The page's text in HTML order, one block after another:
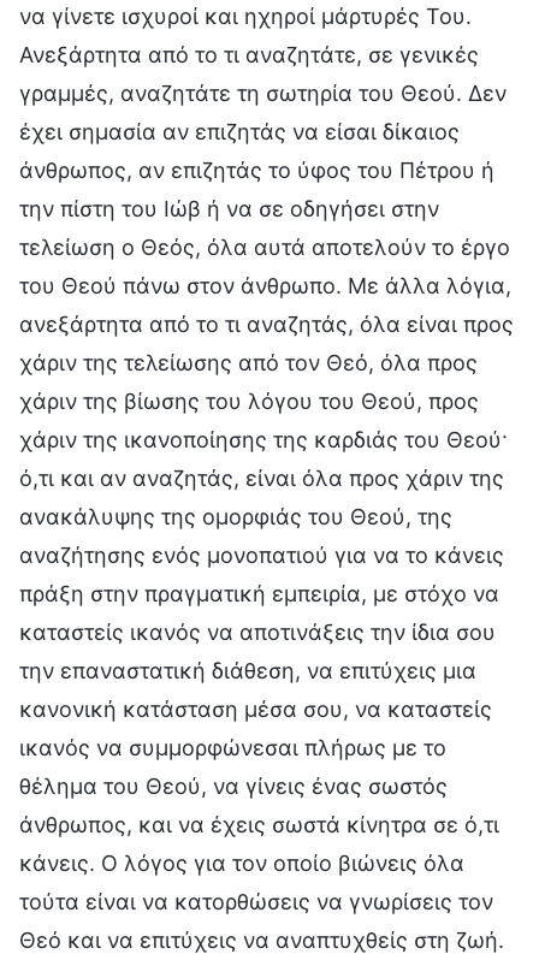
να γίνετε ισχυροί και ηχηροί μάρτυρές Του.
Ανεξάρτητα από το τι αναζητάτε, σε γενικές
γραμμές, αναζητάτε τη σωτηρία του Θεού. Δεν
έχει σημασία αν επιζητάς να είσαι δίκαιος
άνθρωπος, αν επιζητάς το ύφος του Πέτρου ή
την πίστη του Ιώβ ή να σε οδηγήσει στην
τελείωση ο Θεός, όλα αυτά αποτελούν το έργο
του Θεού πάνω στον άνθρωπο. Με άλλα λόγια,
ανεξάρτητα από το τι αναζητάς, όλα είναι προς
χάριν της τελείωσης από τον Θεό, όλα προς
χάριν της βίωσης του λόγου του Θεού, προς
χάριν της ικανοποίησης της καρδιάς του Θεού·
ό,τι και αν αναζητάς, είναι όλα προς χάριν της
ανακάλυψης της ομορφιάς του Θεού, της
αναζήτησης ενός μονοπατιού για να το κάνεις
πράξη στην πραγματική εμπειρία, με στόχο να
καταστείς ικανός να αποτινάξεις την ίδια σου
την επαναστατική διάθεση, να επιτύχεις μια
κανονική κατάσταση μέσα σου, να καταστείς
ικανός να συμμορφώνεσαι πλήρως με το
θέλημα του Θεού, να γίνεις ένας σωστός
άνθρωπος, και να έχεις σωστά κίνητρα σε ό,τι
κάνεις. Ο λόγος για τον οποίο βιώνεις όλα
τούτα είναι να κατορθώσεις να γνωρίσεις τον
Θεό και να επιτύχεις να αναπτυχθείς στη ζωή.